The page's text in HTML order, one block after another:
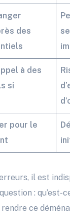
des
à des
si
pour le
il est
: qu’est-
ce